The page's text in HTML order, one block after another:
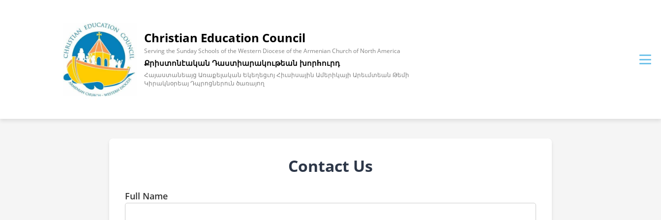
Christian Education Council
Serving the Sunday Schools of the Western Diocese of the Armenian Church of North America
Քրիստոնէական Դաստիարակութեան խորhուրդ
Հայաստանեայց Առաքելական Եկեղեցւոյ Հիւսիսային Ամերիկայի Արեւմտեան Թեմի
Կիրակնօրեայ Դպրոցներուն ծառայող
Contact Us
Full Name